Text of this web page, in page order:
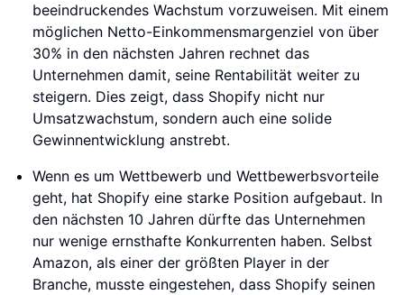
beeindruckendes Wachstum vorzuweisen. Mit einem
möglichen Netto-Einkommensmargenziel von über
30% in den nächsten Jahren rechnet das
Unternehmen damit, seine Rentabilität weiter zu
steigern. Dies zeigt, dass Shopify nicht nur
Umsatzwachstum, sondern auch eine solide
Gewinnentwicklung anstrebt.
Wenn es um Wettbewerb und Wettbewerbsvorteile
geht, hat Shopify eine starke Position aufgebaut. In
den nächsten 10 Jahren dürfte das Unternehmen
nur wenige ernsthafte Konkurrenten haben. Selbst
Amazon, als einer der größten Player in der
Branche, musste eingestehen, dass Shopify seinen